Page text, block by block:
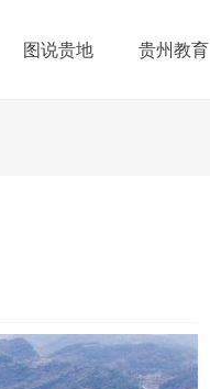
图说贵地 贵州教育